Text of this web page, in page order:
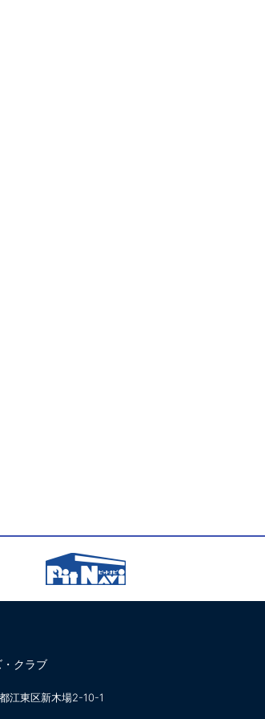
クラブ
東区新木場2-10-1